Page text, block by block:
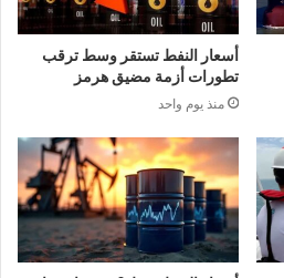
أسعار النفط تستقر وسط ترقب
تطورات أزمة مضيق هرمز
منذ يوم واحد